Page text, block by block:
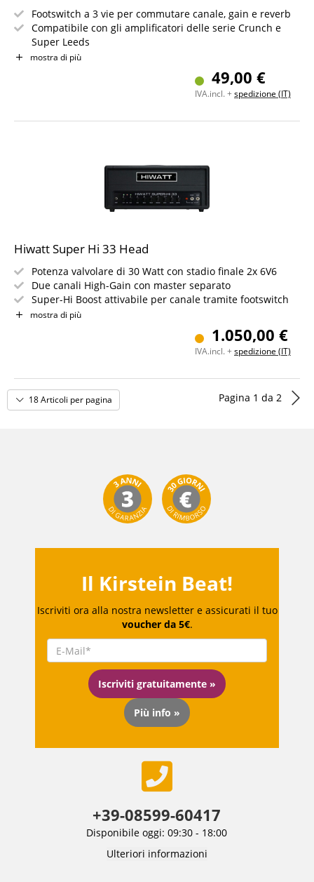
Footswitch a 3 vie per commutare canale, gain e reverb
Compatibile con gli amplificatori delle serie Crunch e
Super Leeds
Scocca robusta, costruzione solida
Design compatto: 50 x 205 x 110 mm
mostra di più
49,00 €
IVA.incl. +spedizione (IT)
Hiwatt Super Hi 33 Head
Potenza valvolare di 30 Watt con stadio finale 2x 6V6
Due canali High-Gain con master separato
Super-Hi Boost attivabile per canale tramite footswitch
Preamp a 4x ECC83 per riserve di gain estreme
Equalizzatore a 3 bande, Presence e Depth per il fine
FX Loop per delay, reverb e modulazioni
mostra di più
1.050,00 €
IVA.incl. +spedizione (IT)
18 Articoli per pagina Pagina 1 da 2
Il Kirstein Beat!
Iscriviti ora alla nostra newsletter e assicurati il tuo
voucher da 5€.
Iscriviti gratuitamente »
Più info »
+39-08599-60417
Disponibile oggi: 09:30 - 18:00
Ulteriori informazioni